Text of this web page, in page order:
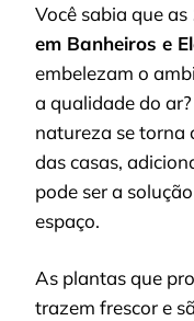
Você sabia que as
em Banheiros e
embelezam o
a qualidade do
natureza se torna
das casas,
pode ser a
espaço.
As plantas que
trazem frescor e